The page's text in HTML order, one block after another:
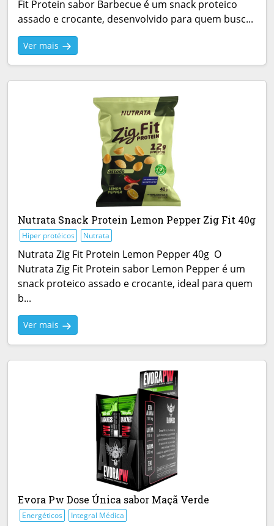
Fit Protein sabor Barbecue é um snack proteico
assado e crocante, desenvolvido para quem busc...
Ver mais
Nutrata Snack Protein Lemon Pepper Zig Fit 40g
Hiper protéicos Nutrata
Nutrata Zig Fit Protein Lemon Pepper 40g O
Nutrata Zig Fit Protein sabor Lemon Pepper é um
snack proteico assado e crocante, ideal para quem
b...
Ver mais
Evora Pw Dose Única sabor Maçã Verde
Energéticos Integral Médica